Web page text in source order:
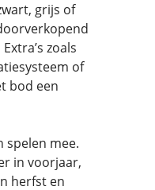
grijs of
zoals
of
bod een
spelen mee.
in voorjaar,
herfst en